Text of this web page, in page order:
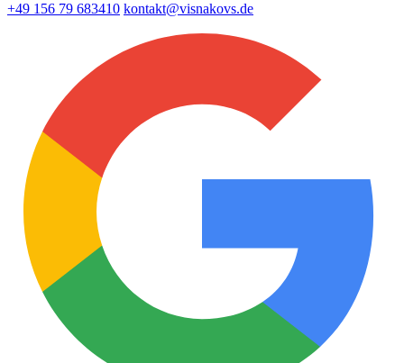
+49 156 79 683410 kontakt@visnakovs.de